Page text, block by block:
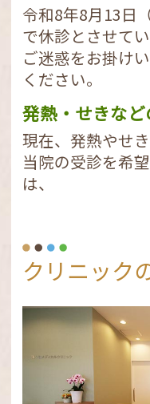
令和8年8月13日
で休診とさせてい
ご迷惑をお掛け
ください。
発熱・せきな
現在、発熱やせ
当院の受診を希
は、
401-8282）
診方法をご案内
また、お電話の
クリニック